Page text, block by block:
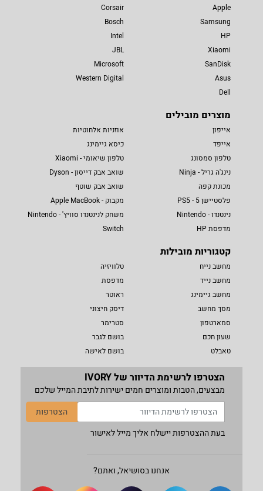
Apple
Samsung
HP
Xiaomi
SanDisk
Asus
Dell
Corsair
Bosch
Intel
JBL
Microsoft
Western Digital
מוצרים מובילים
אייפון
אייפד
טלפון סמסונג
נינג'ה גריל - Ninja
מכונת קפה
פלסטיישן 5 - PS5
נינטנדו - Nintendo
מדפסת HP
אוזניות אלחוטיות
כיסא גיימינג
טלפון שיאומי - Xiaomi
שואב אבק דייסון - Dyson
שואב אבק שוטף
מקבוק - Apple MacBook
משחק לנינטנדו סוויץ' - Nintendo
Switch
קטגוריות מובילות
מחשב נייח
מחשב נייד
מחשב גיימינג
מסך מחשב
סמארטפון
שעון חכם
טאבלט
טלוויזיה
מדפסת
ראוטר
דיסק חיצוני
סטרימר
בושם לגבר
בושם לאישה
הצטרפו לרשימת הדיוור של IVORY
מבצעים, הטבות ומוצרים חמים ישירות לתיבת המייל שלכם
הצטרפות
בעת ההצטרפות יישלח אליך מייל לאישור
אנחנו בסושיאל, ואתם?